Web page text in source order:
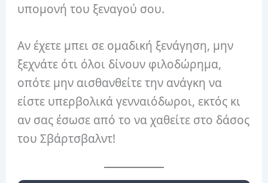
υπομονή του ξεναγού σου.
Αν έχετε μπει σε ομαδική ξενάγηση, μην
ξεχνάτε ότι όλοι δίνουν φιλοδώρημα,
οπότε μην αισθανθείτε την ανάγκη να
είστε υπερβολικά γενναιόδωροι, εκτός κι
αν σας έσωσε από το να χαθείτε στο δάσος
του Σβάρτσβαλντ!